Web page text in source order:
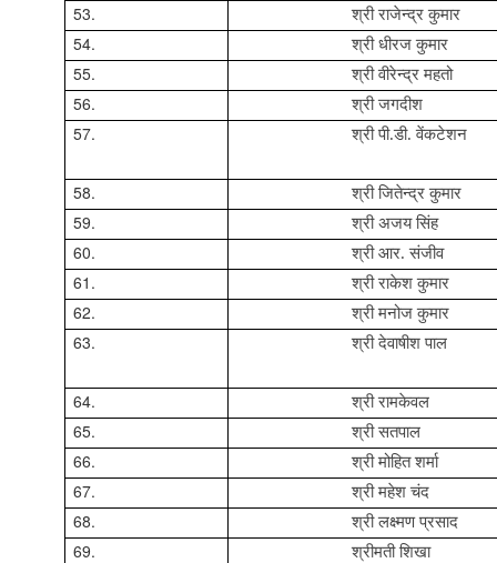
53. श्री राजेन्‍द्र कुमार
54. श्री धीरज कुमार
55. श्री वीरेन्द्र महतो
56. श्री जगदीश
57. श्री पी.डी. वेंकटेशन
58. श्री जितेन्‍द्र कुमार
59. श्री अजय सिंह
60. श्री आर. संजीव
61. श्री राकेश कुमार
62. श्री मनोज कुमार
63. श्री देवाषीश पाल
64. श्री रामकेवल
65. श्री सतपाल
66. श्री मोहित शर्मा
67. श्री महेश चंद
68. श्रीलक्ष्मणप्रसाद
69. श्रीमती शिखा